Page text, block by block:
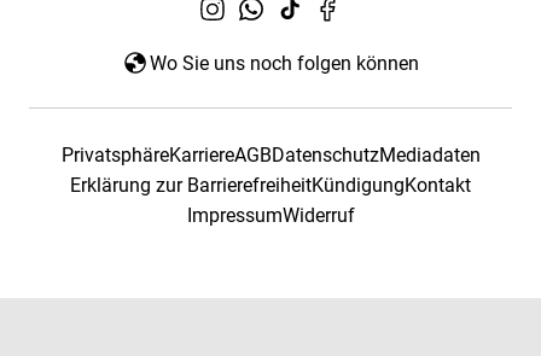
Wo Sie uns noch folgen können
PrivatsphäreKarriereAGBDatenschutzMediadaten
Erklärung zur BarrierefreiheitKündigungKontakt
ImpressumWiderruf